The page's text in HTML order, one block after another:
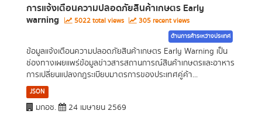
การแจ้งเตือนความปลอดภัยสินค้าเกษตร Early
warning 5022 total views 305 recent views
ด้านการค้าระหว่างประเทศ
ข้อมูลแจ้งเตือนความปลอดภัยสินค้าเกษตร Early Warning เป็น
ช่องทางเผยแพร่ข้อมูลข่าวสารสถานการณ์สินค้าเกษตรและอาหาร
การเปลี่ยนแปลงกฎระเบียบมาตรการของประเทศคู่ค้า...
JSON
มกอช. 24 เมษายน 2569